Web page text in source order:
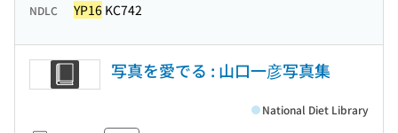
NDLC YP16 KC742
写真を愛でる : 山口一彦写真集
National Diet Library